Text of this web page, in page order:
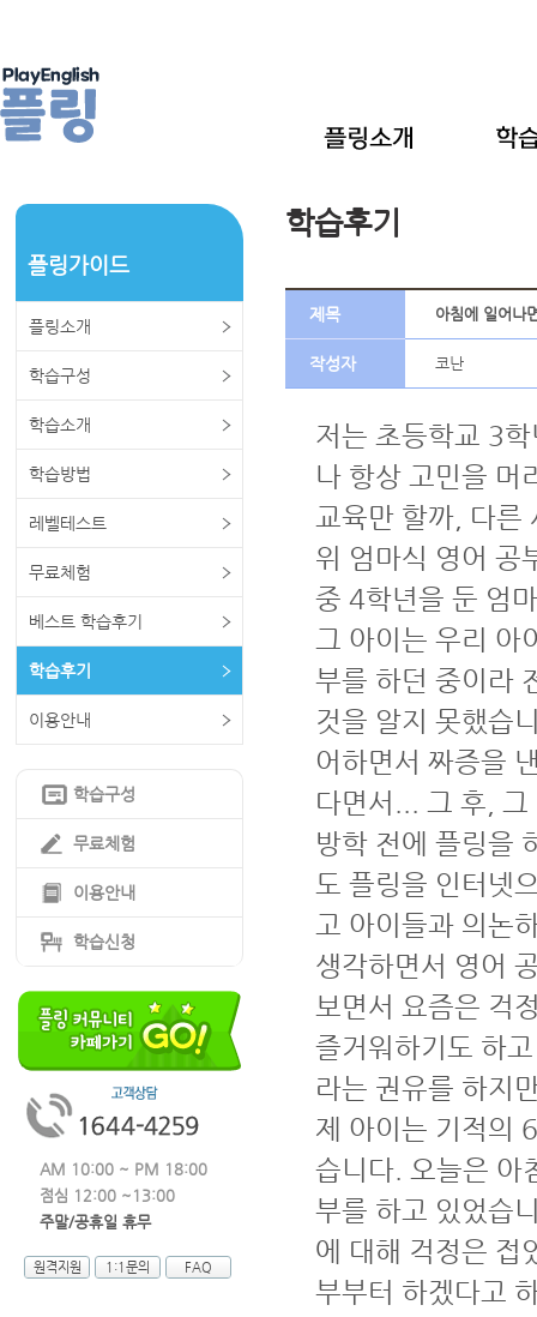
플링가이드
플링소개
학습구성
학습소개
학습방법
레벨테스트
무료체험
베스트 학습후기
학습후기
이용안내
학습구성
무료체험
이용안내
학습신청
AM 10:00 ~ PM 18:00
점심 12:00 ~13:00
주말/공휴일 휴무
원격지원 1:1문의 FAQ
학습후기
제목 아침에 일어나
작성자 코난
저는 초등학교 3
나 항상 고민을 머
교육만 할까, 다른
위 엄마식 영어 공
중 4학년을 둔 엄
그 아이는 우리 아
부를 하던 중이라
것을 알지 못했습
어하면서 짜증을
다면서... 그 후,
방학 전에 플링을
도 플링을 인터넷
고 아이들과 의논
생각하면서 영어
보면서 요즘은 걱
즐거워하기도 하
라는 권유를 하지
제 아이는 기적의
습니다. 오늘은 아
부를 하고 있었습
에 대해 걱정은 접
부부터 하겠다고